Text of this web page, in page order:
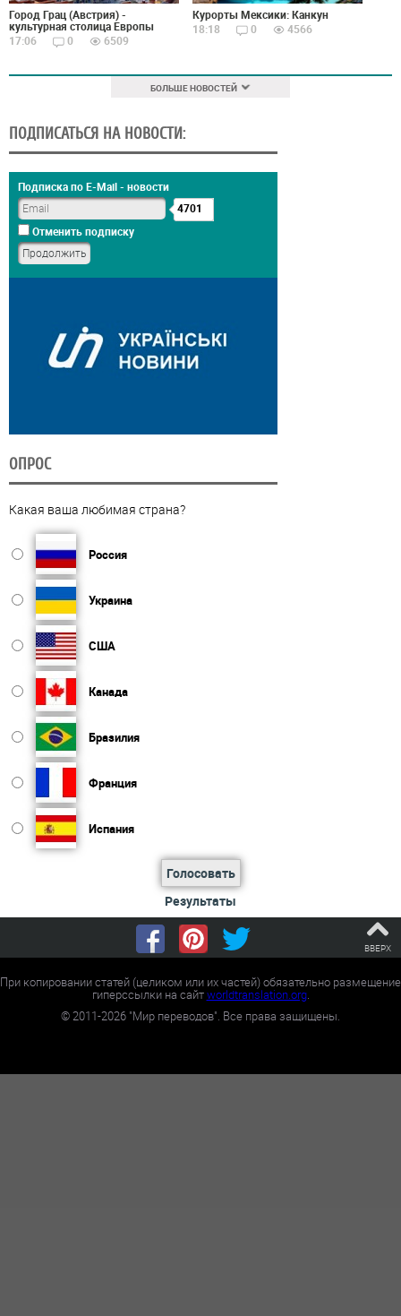
Город Грац (Австрия) -
культурная столица Европы
17:06
0 6509
Курорты Мексики: Канкун
18:18
0 4566
БОЛЬШЕ НОВОСТЕЙ
ПОДПИСАТЬСЯ НА НОВОСТИ:
Подписка по E-Mail - новости
4701
Отменить подписку
ОПРОС
Какая ваша любимая страна?
Россия
Украина
США
Канада
Бразилия
Франция
Испания
Голосовать
Результаты
ВВЕРХ
При копировании статей (целиком или их частей) обязательно размещение
гиперссылки на сайтworldtranslation.org.
©2011-2026 "Мир переводов". Все права защищены.